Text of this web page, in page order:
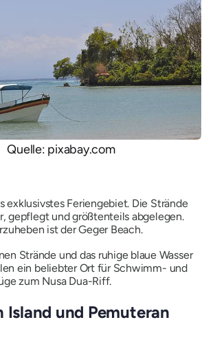
Quelle: pixabay.com
exklusivstes Feriengebiet. Die Strände
gepflegt und größtenteils abgelegen.
ist der Geger Beach.
Strände und das ruhige blaue Wasser
ein beliebter Ort für Schwimm- und
zum Nusa Dua-Riff.
Island und Pemuteran